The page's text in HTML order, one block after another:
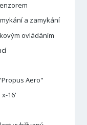
a zamykání
ovládáním
Aero"
16'